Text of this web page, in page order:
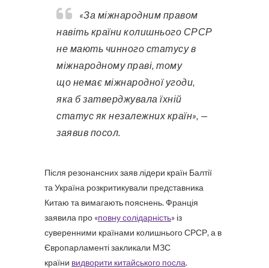
«За міжнародним правом
навіть країни колишнього СРСР
не мають чинного статусу в
міжнародному праві, тому
що немає міжнародної угоди,
яка б затверджувала їхній
статус як незалежних країн», —
заявив посол.
Після резонансних заяв лідери країн Балтії
та Україна розкритикували представника
Китаю та вимагають пояснень. Франція
заявила про «повну солідарність» із
суверенними країнами колишнього СРСР, а в
Європарламенті закликали МЗС
країни видворити китайського посла.